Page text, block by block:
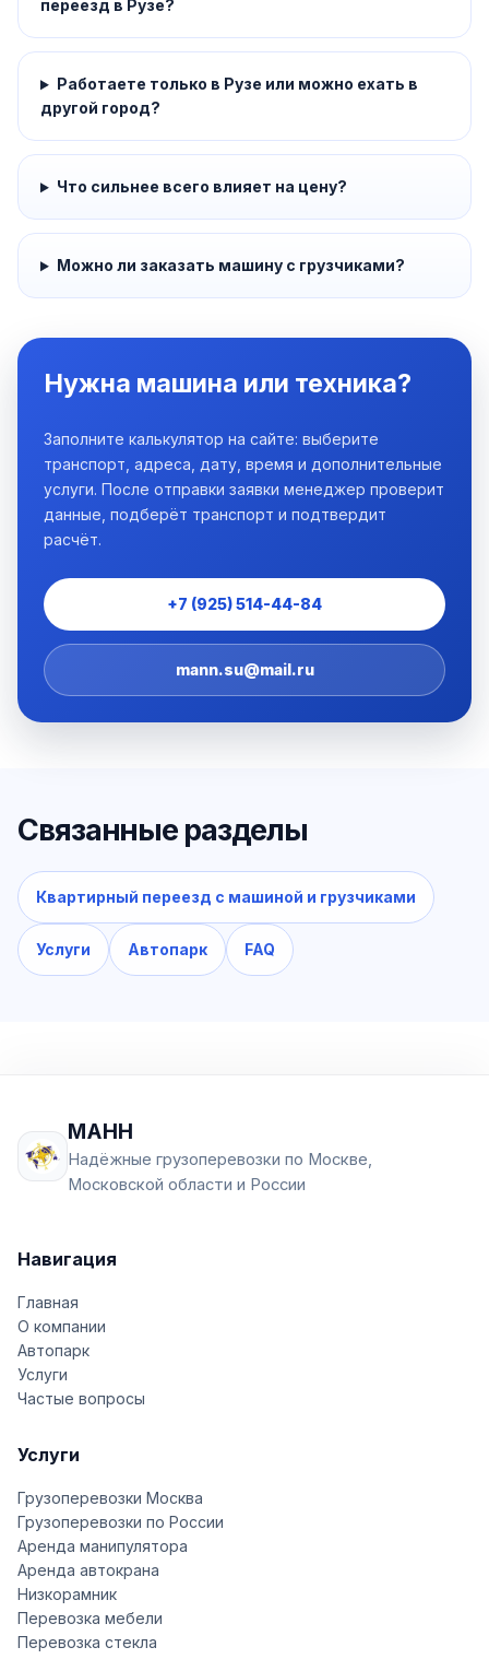
переезд в Рузе?
Работаете только в Рузе или можно ехать в
другой город?
Что сильнее всего влияет на цену?
Можно ли заказать машину с грузчиками?
Нужна машина или техника?
Заполните калькулятор на сайте: выберите
транспорт, адреса, дату, время и дополнительные
услуги. После отправки заявки менеджер проверит
данные, подберёт транспорт и подтвердит
расчёт.
+7 (925) 514-44-84
mann.su@mail.ru
Связанные разделы
Квартирный переезд с машиной и грузчиками
Услуги Автопарк FAQ
МАНН
Надёжные грузоперевозки по Москве,
Московской области и России
Навигация
Главная
О компании
Автопарк
Услуги
Частые вопросы
Услуги
Грузоперевозки Москва
Грузоперевозки по России
Аренда манипулятора
Аренда автокрана
Низкорамник
Перевозка мебели
Перевозка стекла